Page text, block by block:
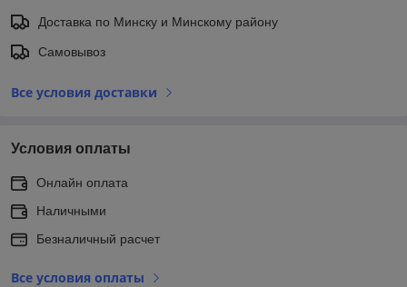
Доставка по Минску и Минскому району
Самовывоз
Все условия доставки
Условия оплаты
Онлайн оплата
Наличными
Безналичный расчет
Все условия оплаты